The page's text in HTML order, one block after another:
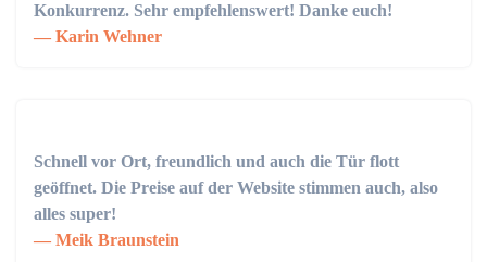
Konkurrenz. Sehr empfehlenswert! Danke euch!
Karin Wehner
Schnell vor Ort, freundlich und auch die Tür flott
geöffnet. Die Preise auf der Website stimmen auch, also
alles super!
Meik Braunstein